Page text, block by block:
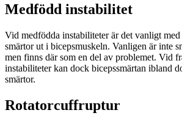
Medfödd instabilitet
Vid medfödda instabiliteter är det vanligt
smärtor ut i bicepsmuskeln. Vanligen är inte
men finns där som en del av problemet. Vid
instabiliteter kan dock bicepssmärtan ibland
smärtor.
Rotatorcuffruptur